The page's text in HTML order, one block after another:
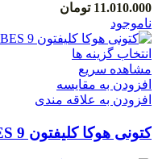
11.010.000 تومان
ناموجود
انتخاب گزینه ها
مشاهده سریع
افزودن به مقایسه
افزودن به علاقه مندی
کتونی هوکا کلیفتون 9 Hoka clifton 9 1141490DBES